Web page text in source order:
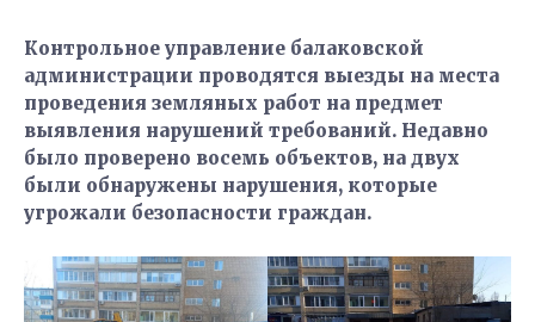
Контрольное управление балаковской
администрации проводятся выезды на места
проведения земляных работ на предмет
выявления нарушений требований. Недавно
было проверено восемь объектов, на двух
были обнаружены нарушения, которые
угрожали безопасности граждан.